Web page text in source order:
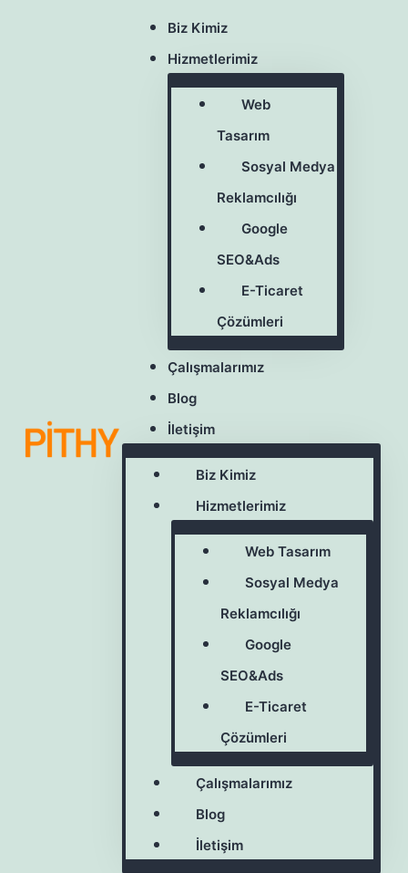
Biz Kimiz
Hizmetlerimiz
Web
Tasarım
Sosyal Medya
Reklamcılığı
Google
SEO&Ads
E-Ticaret
Çözümleri
Çalışmalarımız
Blog
İletişim
Biz Kimiz
Hizmetlerimiz
Web Tasarım
Sosyal Medya
Reklamcılığı
Google
SEO&Ads
E-Ticaret
Çözümleri
Çalışmalarımız
Blog
İletişim